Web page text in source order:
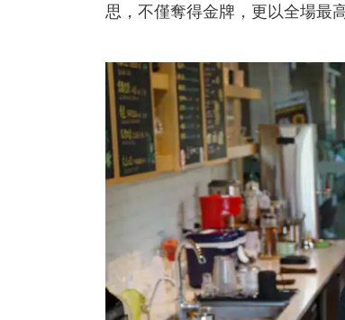
思，不僅奪得金牌，更以全場最